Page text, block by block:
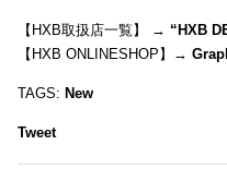
【HXB取扱店一覧】 → “HXB
【HXB ONLINESHOP】→
TAGS: New
Tweet